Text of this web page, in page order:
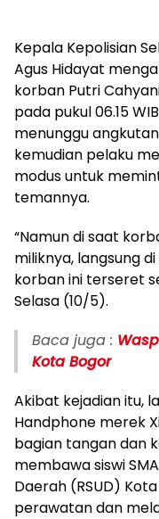
Kepala Kepolisian
Agus Hidayat
korban Putri
pada pukul 06.15
menunggu
kemudian pelaku
modus untuk
temannya.
“Namun di saat
miliknya, langsung
korban ini terseret
Selasa (10/5).
Baca juga :
Kota Bogor
Akibat kejadian itu,
Handphone merek
bagian tangan dan
membawa siswi
Daerah (RSUD)
perawatan dan